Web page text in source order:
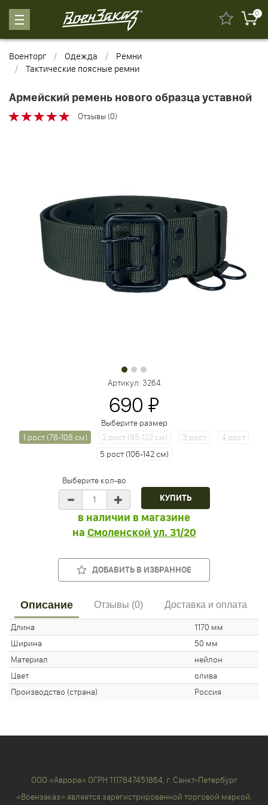
0
Военторг Одежда
Ремни
Тактические поясные ремни
Армейский ремень нового образца уставной
Отзывы (0)
Артикул:3264
690 ₽
Выберите размер
1 рост (78-108 см)
2 рост (95-122 см) 3 рост
4 рост
5 рост (106-142 см)
Выберите кол-во
в наличии в магазине
на Смоленской ул. 31/20
ДОБАВИТЬ В ИЗБРАННОЕ
Описание Отзывы (0) Доставка и оплата
Длина
1170 мм
Ширина
50 мм
Материал
нейлон
Цвет
олива
Производство (страна)
Россия
ООО «Аврора» ОГРН 1117847451864, г. Санкт-Петербург
«Воензаказ» является зарегистрированной торговой маркой.